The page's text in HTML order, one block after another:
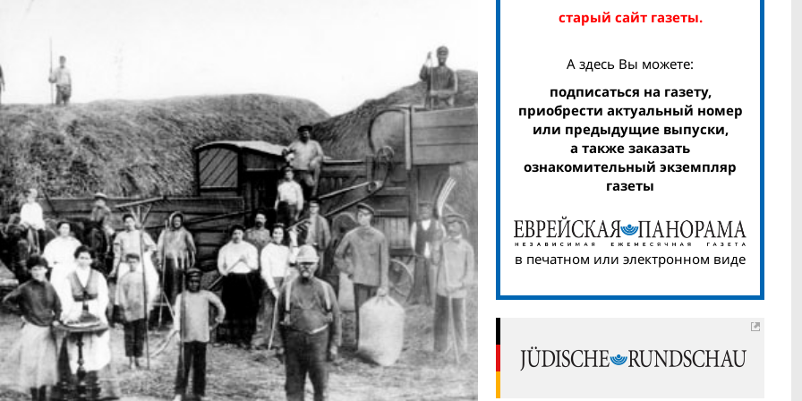
старый сайт газеты.
А здесь Вы можете:
подписаться на газету,
приобрести актуальный номер
или предыдущие выпуски,
а также заказать
ознакомительный экземпляр
газеты
в печатном или электронном виде